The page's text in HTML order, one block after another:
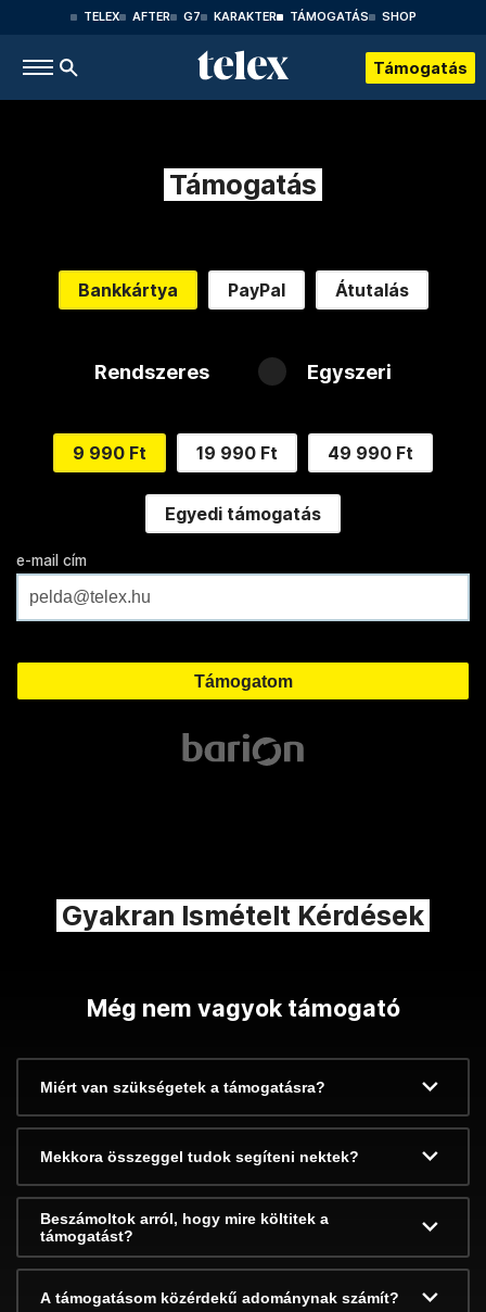
TELEX AFTER G7 KARAKTER TÁMOGATÁS SHOP
Támogatás
Támogatás
Bankkártya PayPal Átutalás
Rendszeres Egyszeri
9 990 Ft 19 990 Ft 49 990 Ft
Egyedi támogatás
e-mail cím
Gyakran Ismételt Kérdések
Még nem vagyok támogató
Miért van szükségetek a támogatásra?
Mekkora összeggel tudok segíteni nektek?
Beszámoltok arról, hogy mire költitek a
támogatást?
A támogatásom közérdekű adománynak számít?